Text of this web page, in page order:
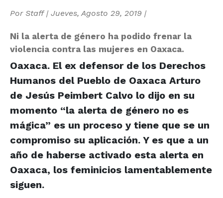
Por Staff| Jueves, Agosto 29, 2019 |
Ni la alerta de género ha podido frenar la
violencia contra las mujeres en Oaxaca.
Oaxaca. El ex defensor de los Derechos
Humanos del Pueblo de Oaxaca Arturo
de Jesús Peimbert Calvo lo dijo en su
momento “la alerta de género no es
mágica” es un proceso y tiene que se un
compromiso su aplicación. Y es que a un
año de haberse activado esta alerta en
Oaxaca, los feminicios lamentablemente
siguen.